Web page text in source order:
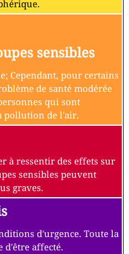
sensibles
Cependant, pour certains
de santé modérée
qui sont
pollution de l'air.
à ressentir des effets sur
sensibles peuvent
graves.
d'urgence. Toute la
d'être affecté.